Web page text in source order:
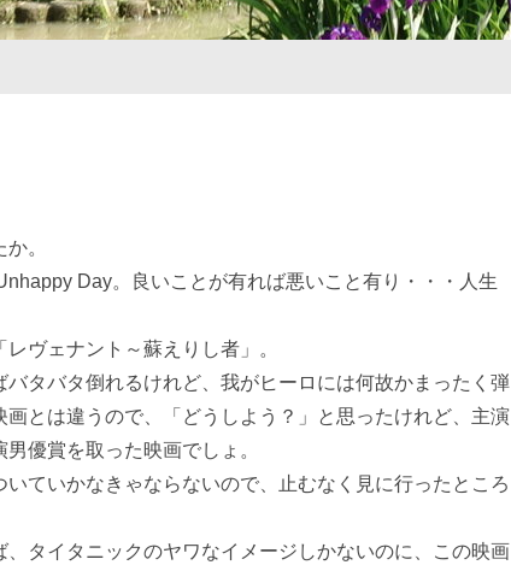
。
Day。良いことが有れば悪いこと有り・・・人生
ヴェナント～蘇えりし者」。
タバタ倒れるけれど、我がヒーロには何故かまったく弾
とは違うので、「どうしよう？」と思ったけれど、主演
優賞を取った映画でしょ。
ていかなきゃならないので、止むなく見に行ったところ
タイタニックのヤワなイメージしかないのに、この映画